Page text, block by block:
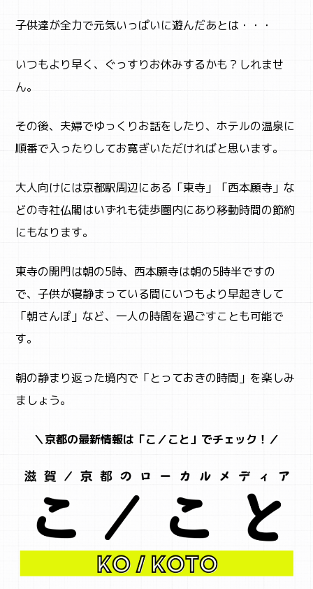
子供達が全力で元気いっぱいに遊んだあとは・・・
いつもより早く、ぐっすりお休みするかも？しれませ
ん。
その後、夫婦でゆっくりお話をしたり、ホテルの温泉に
順番で入ったりしてお寛ぎいただければと思います。
大人向けには京都駅周辺にある「東寺」「西本願寺」な
どの寺社仏閣はいずれも徒歩圏内にあり移動時間の節約
にもなります。
東寺の開門は朝の5時、西本願寺は朝の5時半ですの
で、子供が寝静まっている間にいつもより早起きして
「朝さんぽ」など、一人の時間を過ごすことも可能で
す。
朝の静まり返った境内で「とっておきの時間」を楽しみ
ましょう。
＼京都の最新情報は「こ／こと」でチェック！／